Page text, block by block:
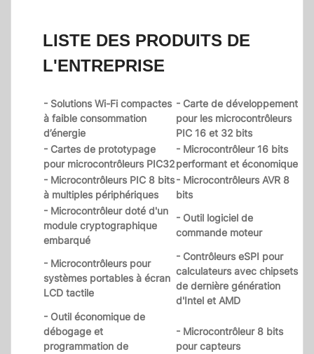
LISTE DES PRODUITS DE
L'ENTREPRISE
- Solutions Wi-Fi compactes
à faible consommation
d’énergie
- Carte de développement
pour les microcontrôleurs
PIC 16 et 32 bits
- Cartes de prototypage
pour microcontrôleurs PIC32
- Microcontrôleur 16 bits
performant et économique
- Microcontrôleurs PIC 8 bits
à multiples périphériques
- Microcontrôleurs AVR 8
bits
- Microcontrôleur doté d'un
module cryptographique
embarqué
- Outil logiciel de
commande moteur
- Microcontrôleurs pour
systèmes portables à écran
LCD tactile
- Contrôleurs eSPI pour
calculateurs avec chipsets
de dernière génération
d'Intel et AMD
- Outil économique de
débogage et
programmation de
- Microcontrôleur 8 bits
pour capteurs